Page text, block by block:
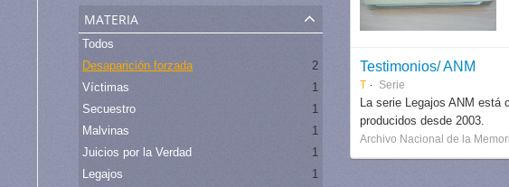
materia
Todos
Desaparición forzada
2
Víctimas
1
Secuestro
1
Malvinas
1
Juicios por la Verdad
1
Legajos
1
Testimonios/ ANM
T Serie
La serie Legajos ANM está
producidos desde 2003.
Archivo Nacional de la